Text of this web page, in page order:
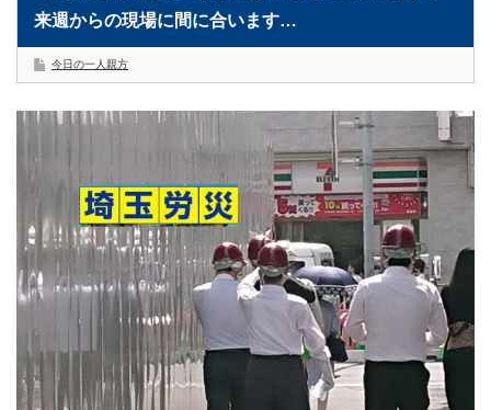
来週からの現場に間に合います…
今日の一人親方